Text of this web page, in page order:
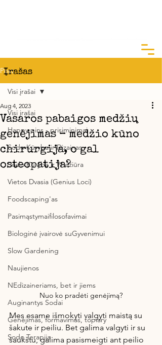
Post
Visi įrašai
Happy pins - prisiminimai
Sodo Kūryba ir Dizainas
Sodo Kūryba ir Priežiūra
Vietos Dvasia (Genius Loci)
Foodscaping'as
Pasimąstymaifilosofavimai
Biologinė įvairovė suGyvenimui
Slow Gardening
Naujienos
NEdizaineriams, bet ir jiems
Auginantys Sodai
Genėjimas, formavimas, topiary
Sodo Terapija
Visi įrašai
Vasaros pabaigos medžių
genėjimas – medžio kūno
chirurgija, o gal
osteopatija?
Aug 4, 2023
Nuo ko pradėti genėjimą?
Mes esame išmokyti valgyti maistą su
šakute ir peiliu. Bet galima valgyti ir su
šaukštu, galima pasismeigti ant peilio
Įrašas